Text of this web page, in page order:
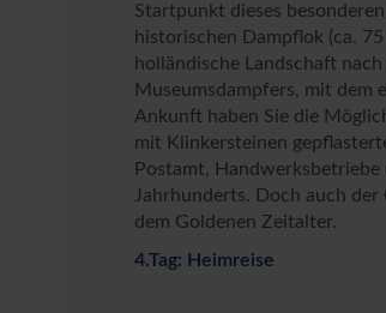
Startpunkt dieses
historischen Dampflok (ca.
holländische Landschaft
Museumsdampfers, mit dem
Ankunft haben Sie die
mit Klinkersteinen
Postamt,
Jahrhunderts. Doch auch
dem Goldenen Zeitalter.
4.Tag: Heimreise